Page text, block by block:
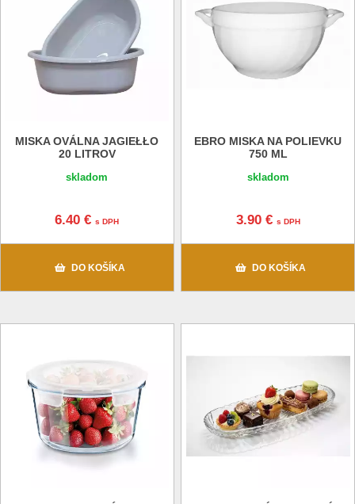
MISKA OVÁLNA JAGIEŁŁO
20 LITROV
skladom
6.40 €s DPH
DO KOŠÍKA
EBRO MISKA NA POLIEVKU
750 ML
skladom
3.90 € s DPH
DO KOŠÍKA